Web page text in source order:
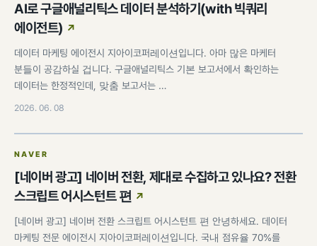
AI로 구글애널리틱스 데이터 분석하기(with 빅쿼리
에이전트)
데이터 마케팅 에이전시 지아이코퍼레이션입니다. 아마 많은 마케터
분들이 공감하실 겁니다. 구글애널리틱스 기본 보고서에서 확인하는
데이터는 한정적인데, 맞춤 보고서는 …
2026. 06. 08
NAVER
[네이버 광고] 네이버 전환, 제대로 수집하고 있나요? 전환
스크립트 어시스턴트 편
[네이버 광고] 네이버 전환 스크립트 어시스턴트 편 안녕하세요. 데이터
마케팅 전문 에이전시 지아이코퍼레이션입니다. 국내 점유율 70%를